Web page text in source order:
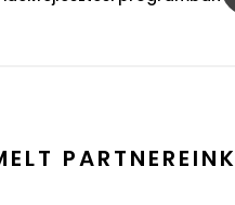
PARTNEREINK